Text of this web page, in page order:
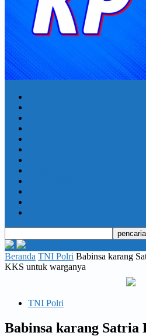
Beranda TNI Polri Babinsa karang
KKS untuk warganya
TNI Polri
Babinsa karang Satria